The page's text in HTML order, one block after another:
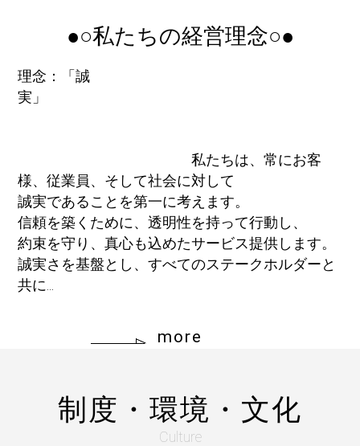
●○私たちの経営理念○●
理念：「誠
実」
私たちは、常にお客
様、従業員、そして社会に対して
誠実であることを第一に考えます。
信頼を築くために、透明性を持って行動し、
約束を守り、真心も込めたサービス提供します。
誠実さを基盤とし、すべてのステークホルダーと
共に...
more
制度・環境・文化
Culture